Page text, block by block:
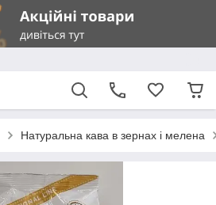
Натуральна кава в зернах і мелена